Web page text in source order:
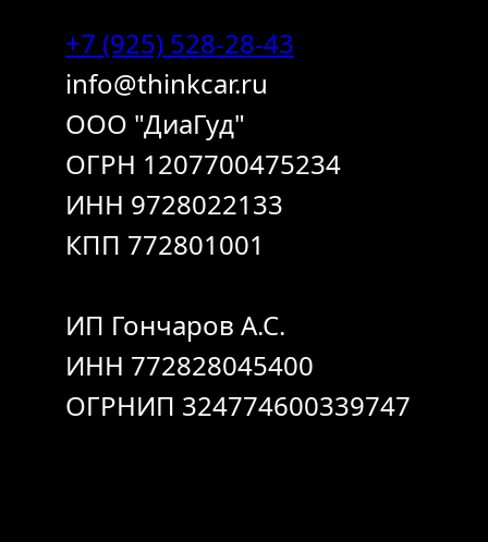
+7 (925) 528-28-43
info@thinkcar.ru
ООО "ДиаГуд"
ОГРН 1207700475234
ИНН 9728022133
КПП 772801001
ИП Гончаров А.С.
ИНН 772828045400
ОГРНИП 324774600339747